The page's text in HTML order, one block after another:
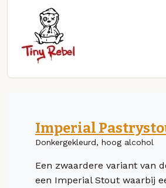
Imperial
Donkergekleurd, hoog alcohol
Een zwaardere variant van
een Imperial Stout waarbij